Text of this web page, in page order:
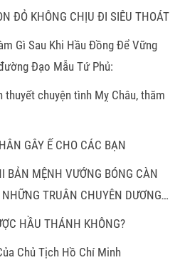
ĐỎ KHÔNG CHỊU ĐI SIÊU THOÁT
Gì Sau Khi Hầu Đồng Để Vững
Đạo Mẫu Tứ Phủ:
thuyết chuyện tình Mỵ Châu, thăm
GÂY Ế CHO CÁC BẠN
BẢN MỆNH VƯỚNG BÓNG CÀN
TRUÂN CHUYÊN DƯƠNG
HẦU THÁNH KHÔNG?
Chủ Tịch Hồ Chí Minh